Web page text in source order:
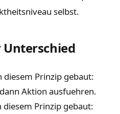
selbst.
Prinzip gebaut:
Aktion ausfuehren.
Prinzip gebaut: